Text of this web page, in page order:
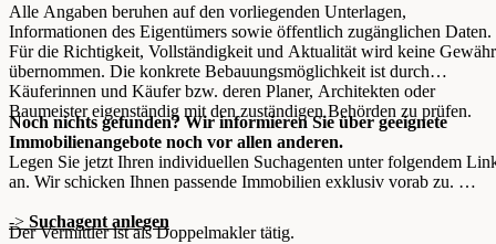
Alle Angaben beruhen auf den vorliegenden Unterlagen,
Informationen des Eigentümers sowie öffentlich zugänglichen Daten.
Für die Richtigkeit, Vollständigkeit und Aktualität wird keine Gewähr
übernommen. Die konkrete Bebauungsmöglichkeit ist durch
Käuferinnen und Käufer bzw. deren Planer, Architekten oder
Baumeister eigenständig mit den zuständigen Behörden zu prüfen.
Noch nichts gefunden? Wir informieren Sie über geeignete
Immobilienangebote noch vor allen anderen.
Legen Sie jetzt Ihren individuellen Suchagenten unter folgendem
an. Wir schicken Ihnen passende Immobilien exklusiv vorab zu.
-> Suchagent anlegen
Der Vermittler ist als Doppelmakler tätig.